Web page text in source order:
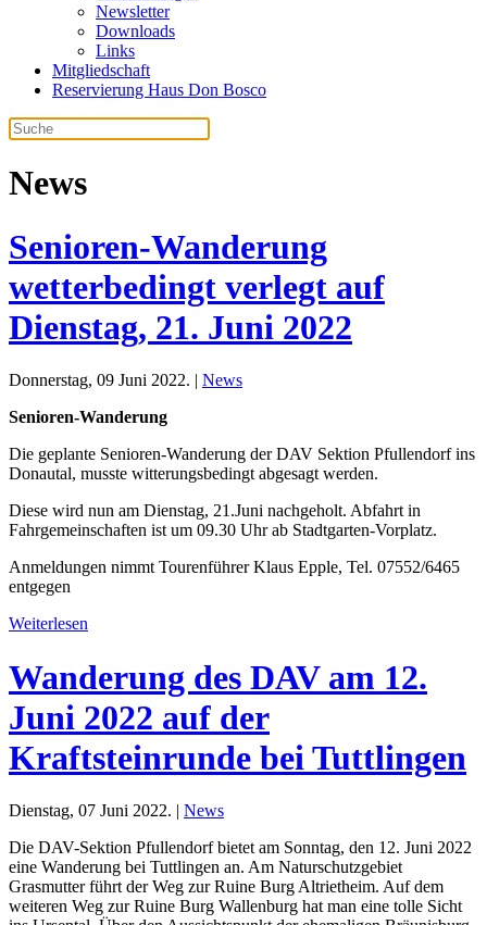
Newsletter
Downloads
Links
Mitgliedschaft
Reservierung Haus Don Bosco
News
Senioren-Wanderung
wetterbedingt verlegt auf
Dienstag, 21. Juni 2022
Donnerstag, 09 Juni 2022. | News
Senioren-Wanderung
Die geplante Senioren-Wanderung der DAV Sektion Pfullendorf ins
Donautal, musste witterungsbedingt abgesagt werden.
Diese wird nun am Dienstag, 21.Juni nachgeholt. Abfahrt in
Fahrgemeinschaften ist um 09.30 Uhr ab Stadtgarten-Vorplatz.
Anmeldungen nimmt Tourenführer Klaus Epple, Tel. 07552/6465
entgegen
Weiterlesen
Wanderung des DAV am 12.
Juni 2022 auf der
Kraftsteinrunde bei Tuttlingen
Dienstag, 07 Juni 2022. | News
Die DAV-Sektion Pfullendorf bietet am Sonntag, den 12. Juni 2022
eine Wanderung bei Tuttlingen an. Am Naturschutzgebiet
Grasmutter führt der Weg zur Ruine Burg Altrietheim. Auf dem
weiteren Weg zur Ruine Burg Wallenburg hat man eine tolle Sicht